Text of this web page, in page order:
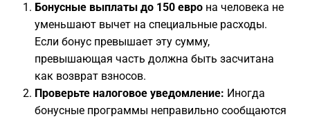
Бонусные выплаты до 150 евро на человека не
уменьшают вычет на специальные расходы.
Если бонус превышает эту сумму,
превышающая часть должна быть засчитана
как возврат взносов.
Проверьте налоговое уведомление: Иногда
бонусные программы неправильно сообщаются